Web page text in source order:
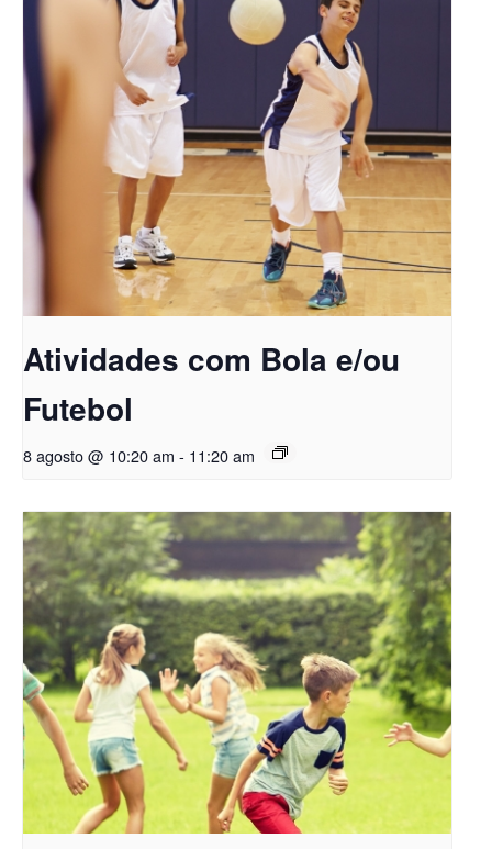
Atividades com Bola e/ou
Futebol
8 agosto @ 10:20 am - 11:20 am